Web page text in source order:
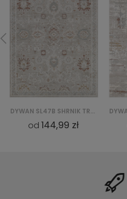
DYWAN SL35A SHRNIK TREND QBS - KREMOWY
od 144,99 zł